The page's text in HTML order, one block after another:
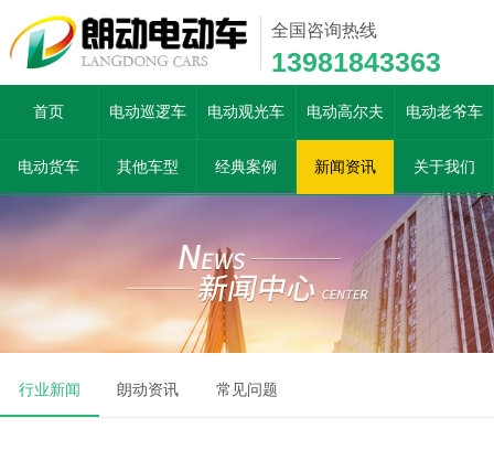
全国咨询热线
13981843363
首页 电动巡逻车 电动观光车 电动高尔夫 电动老爷车
电动货车 其他车型 经典案例 新闻资讯 关于我们
行业新闻 朗动资讯 常见问题